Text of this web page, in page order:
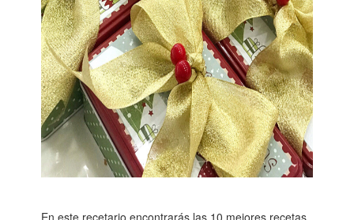
En este recetario encontrarás las 10 mejores recetas